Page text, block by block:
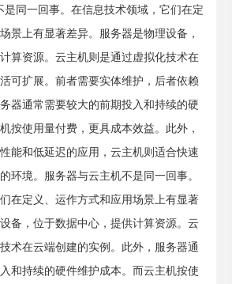
是同一回事。在信息技术领域，它们在定
景上有显著差异。服务器是物理设备，
算资源。云主机则是通过虚拟化技术在
可扩展。前者需要实体维护，后者依赖
器通常需要较大的前期投入和持续的硬
按使用量付费，更具成本效益。此外，
能和低延迟的应用，云主机则适合快速
环境。服务器与云主机不是同一回事。
在定义、运作方式和应用场景上有显著
备，位于数据中心，提供计算资源。云
术在云端创建的实例。此外，服务器通
和持续的硬件维护成本。而云主机按使